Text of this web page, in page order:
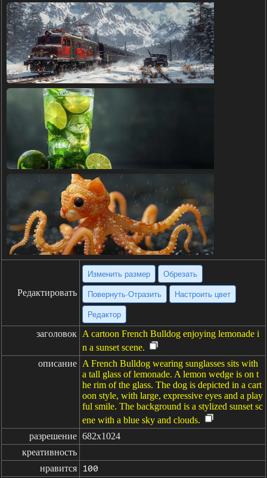
Редактировать
Изменить размер Обрезать
Повернуть·Отразить Настроить цвет
Редактор
заголовок A cartoon French Bulldog enjoying lemonade i
n a sunset scene.
описание A French Bulldog wearing sunglasses sits with
a tall glass of lemonade. A lemon wedge is on t
he rim of the glass. The dog is depicted in a cart
oon style, with large, expressive eyes and a play
ful smile. The background is a stylized sunset sc
ene with a blue sky and clouds.
разрешение 682x1024
креативность
нравится
100